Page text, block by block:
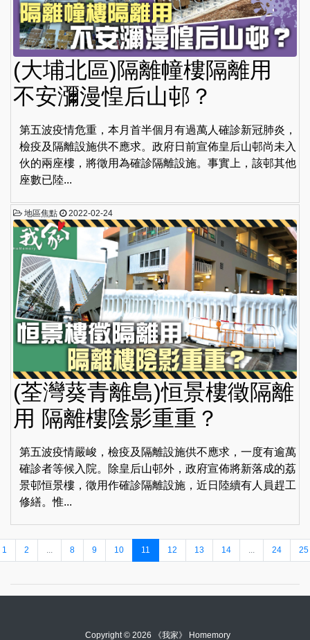
(大埔北區)隔離幢樓隔離用
不安瀰漫惶后山邨？
第五波疫情危重，本月首半個月有過萬人確診新冠肺炎，
檢疫及隔離設施供不應求。政府日前宣佈皇后山邨尚未入
伙的兩座樓，將徵用為確診隔離設施。事實上，該邨其他
座數已陸...
地區焦點 2022-02-24
(荃灣葵青離島)恒景樓徵隔離
用 隔離樓陰影重重？
第五波疫情嚴峻，檢疫及隔離設施供不應求，一度有逾萬
確診者等候入院。除皇后山邨外，政府宣佈將新落成的荔
景邨恒景樓，徵用作確診隔離設施，近日陸續有人員趕工
修繕。惟...
1 2 8 9 10 11 12 13 14 24 25
Copyright © 2026 《我家》 Homemory